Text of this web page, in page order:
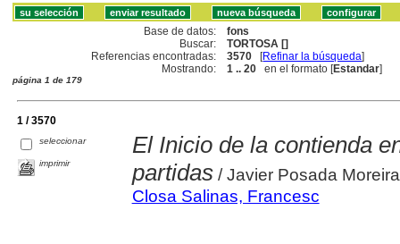
Base de datos:
fons
Buscar:
TORTOSA []
Referencias encontradas:
3570 [Refinar la búsqueda]
Mostrando:
1 .. 20 en el formato [Estandar]
página 1 de 179
1 / 3570
seleccionar
imprimir
El Inicio de la contienda
partidas/ Javier Posada
Closa Salinas, Francesc